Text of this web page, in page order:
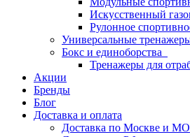
Искусственный
Рулонное
Универсальные
Бокс и единоборства
Тренажеры для
Акции
Бренды
Блог
Доставка и оплата
Доставка по Москве и МО